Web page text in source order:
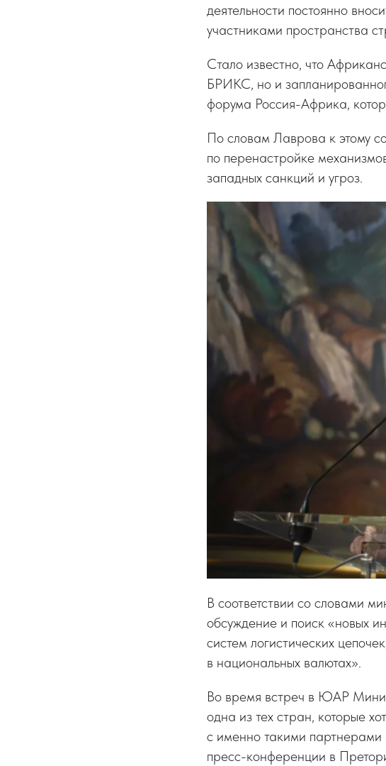
деятельности постоянно
участниками пространства
Стало известно, что
БРИКС, но и
форума Россия-Африка,
По словам Лаврова к этому
по перенастройке
западных санкций и угроз.
В соответствии со словами
обсуждение и поиск «новых
систем логистических
в национальных валютах».
Во время встреч в ЮАР
одна из тех стран, которые
с именно такими
пресс-конференции в